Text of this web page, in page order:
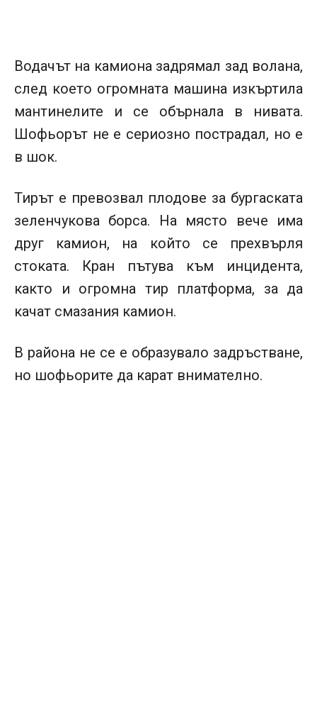
Водачът на камиона задрямал зад волана,
след което огромната машина изкъртила
мантинелите и се обърнала в нивата.
Шофьорът не е сериозно пострадал, но е
в шок.
Тирът е превозвал плодове за бургаската
зеленчукова борса. На място вече има
друг камион, на който се прехвърля
стоката. Кран пътува към инцидента,
както и огромна тир платформа, за да
качат смазания камион.
В района не се е образувало задръстване,
но шофьорите да карат внимателно.